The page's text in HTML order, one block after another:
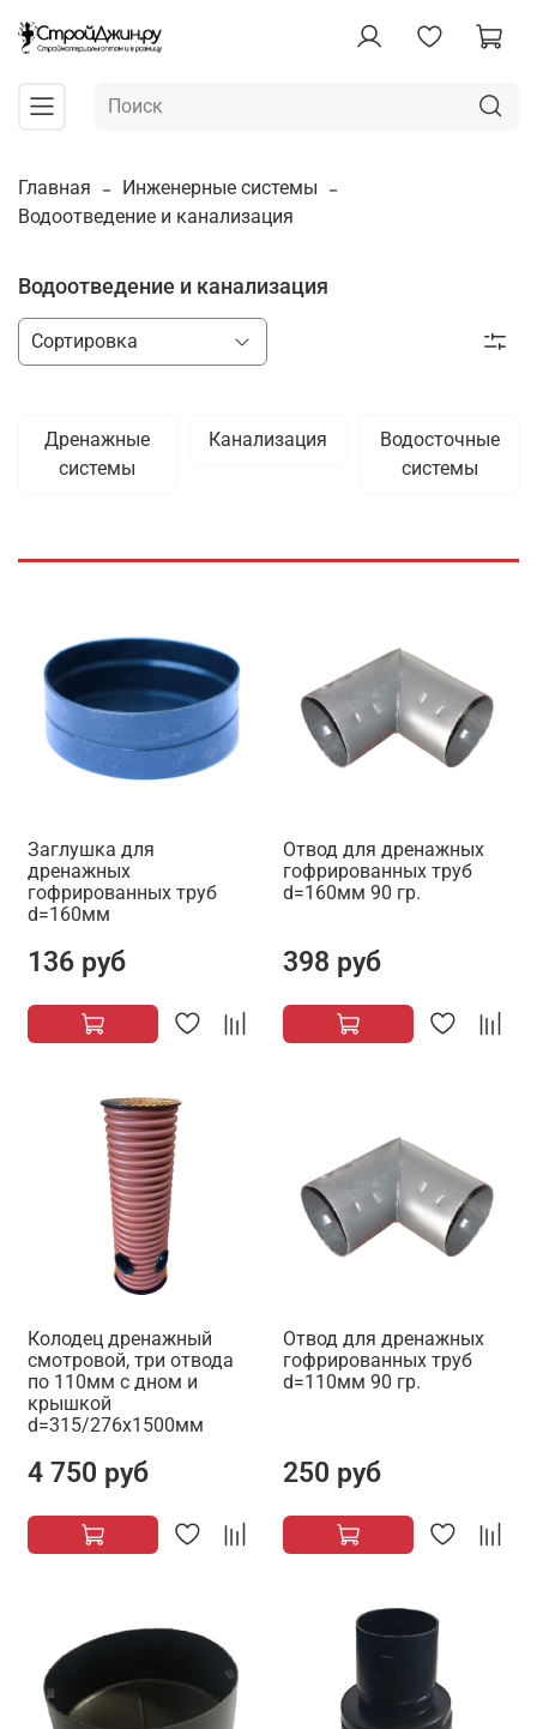
Главная
Инженерные системы
Водоотведение и канализация
Водоотведение и канализация
Дренажные
системы
Канализация
Водосточные
системы
Заглушка для
дренажных
гофрированных труб
d=160мм
136 руб
Отвод для дренажных
гофрированных труб
d=160мм 90 гр.
398 руб
Колодец дренажный
смотровой, три отвода
по 110мм с дном и
крышкой
d=315/276х1500мм
4 750 руб
Отвод для дренажных
гофрированных труб
d=110мм 90 гр.
250 руб